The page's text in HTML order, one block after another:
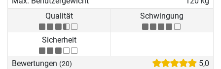
Qualität
Schwingung
Sicherheit
Bewertungen (20) 5,0